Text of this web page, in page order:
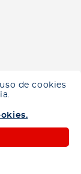
de cookies